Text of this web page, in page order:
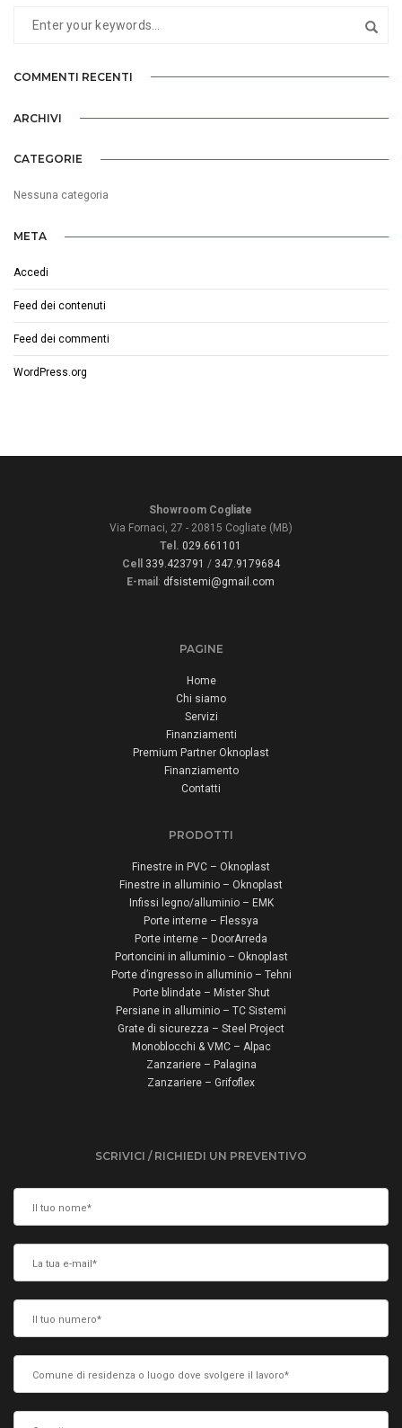
COMMENTI RECENTI
ARCHIVI
CATEGORIE
Nessuna categoria
META
Accedi
Feed dei contenuti
Feed dei commenti
WordPress.org
Showroom Cogliate
Via Fornaci, 27 - 20815 Cogliate (MB)
Tel. 029.661101
Cell
339.423791 / 347.9179684
E-mail : dfsistemi@gmail.com
PAGINE
Home
Chi siamo
Servizi
Finanziamenti
Premium Partner Oknoplast
Finanziamento
Contatti
PRODOTTI
Finestre in PVC – Oknoplast
Finestre in alluminio – Oknoplast
Infissi legno/alluminio – EMK
Porte interne – Flessya
Porte interne – DoorArreda
Portoncini in alluminio – Oknoplast
Porte d’ingresso in alluminio – Tehni
Porte blindate – Mister Shut
Persiane in alluminio – TC Sistemi
Grate di sicurezza – Steel Project
Monoblocchi & VMC – Alpac
Zanzariere – Palagina
Zanzariere – Grifoflex
SCRIVICI / RICHIEDI UN PREVENTIVO